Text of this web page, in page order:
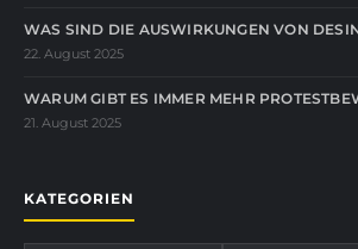
WAS SIND DIE AUSWIRKUNGEN VON
22. August 2025
WARUM GIBT ES IMMER MEHR
21. August 2025
KATEGORIEN